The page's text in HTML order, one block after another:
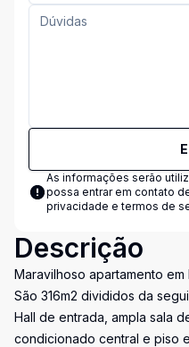
As informações serão
possa entrar em contato
privacidade e termos de
Descrição
Maravilhoso apartamento em
São 316m2 divididos da
Hall de entrada, ampla sala
condicionado central e piso